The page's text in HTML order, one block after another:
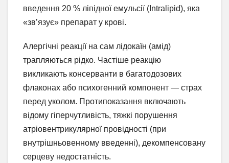
введення 20 % ліпідної емульсії (Intralipid), яка
«зв’язує» препарат у крові.
Алергічні реакції на сам лідокаїн (амід)
трапляються рідко. Частіше реакцію
викликають консерванти в багатодозових
флаконах або психогенний компонент — страх
перед уколом. Протипоказання включають
відому гіперчутливість, тяжкі порушення
атріовентрикулярної провідності (при
внутрішньовенному введенні), декомпенсовану
серцеву недостатність.